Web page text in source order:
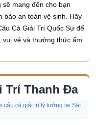
mang đến cho bạn
bảo an toàn vệ sinh. Hãy
Cá Giải Trí Quốc Sự để
vẻ và thưởng thức ẩm
Trí Thanh Đa
câu cá giải trí lý tưởng tại Sài